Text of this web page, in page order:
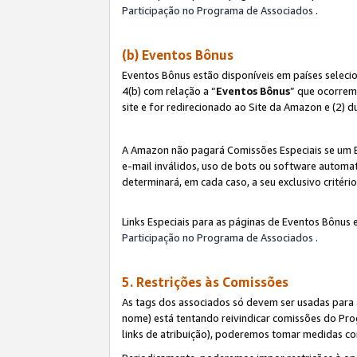
Participação no Programa de Associados .
(b) Eventos Bônus
Eventos Bônus estão disponíveis em países
4(b) com relação a “Eventos Bônus” que
site e for redirecionado ao Site da Amazon e (2)
A Amazon não pagará Comissões Especiais se
e-mail inválidos, uso de bots ou software
determinará, em cada caso, a seu exclusivo
Links Especiais para as páginas de Eventos
Participação no Programa de Associados .
5. Restrições às Comissões
As tags dos associados só devem ser usadas
nome) está tentando reivindicar comissões do
links de atribuição), poderemos tomar medidas